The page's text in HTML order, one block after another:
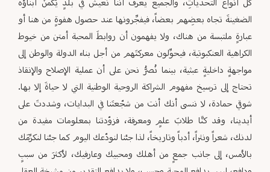
كلَّ أنواع التحدياتِ، والجميع يعرفُ أننا نعيش في بلدٍ يُكمنُ أبناؤه
الضغينةَ تجاه بعضِهم بعضاً، فيفجِّرونها عند حصول هفوةٍ من هنا أو
عبارةٍ ملتبسة من هناك، ولا يفهمون أن روابطَ المحبة أمتن من خيوط
الكراهية العنكبوتية، فيحوِّلون معركتَهم من أجل بناء الدولة والوطن إلى
مواجهةٍ داخليةٍ عبثية، بينما نُصرُّ نحن على أن عملية الإصلاح والإنقاذ
تحتاج إلى ترسيخ مفهوم الشراكة الروحية الوطنية التي لا حياةَ إلا بها.
شوقي حمادة، لا ننسى أنك أنت من شجّعتَنا في البدايات، وشددتَ على
أيدينا، وقد كنَّا طلابَ علمٍ ومعرفة، فزوّدتنا بمعلومات مفيدة من
لدنك، شعراً ونثراً، أدباً وتاريخاً، لذا جئنا لنودّعك اليوم كما جئنا لنكرِّمَك
بالأمس، إلى جانب جمعٍ من أهلك ومحبيك وعارفيك، لأكثرَ من سببٍ